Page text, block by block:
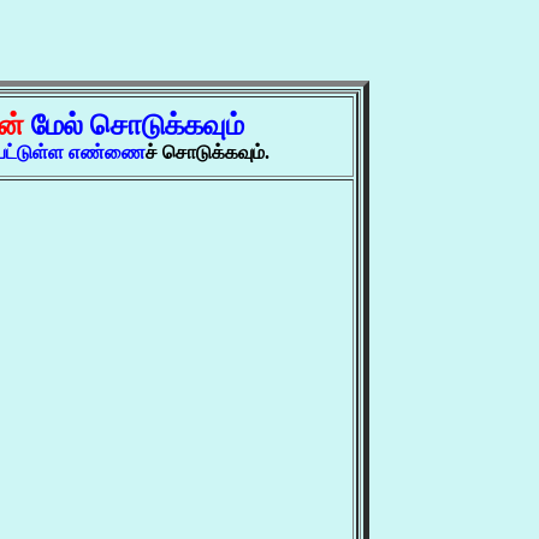
மேல் சொடுக்கவும்
எண்ணைச் சொடுக்கவும்.